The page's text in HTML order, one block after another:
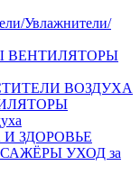
Увлажнители/
ВЕНТИЛЯТОРЫ
ВОЗДУХА
И ЗДОРОВЬЕ
УХОД за